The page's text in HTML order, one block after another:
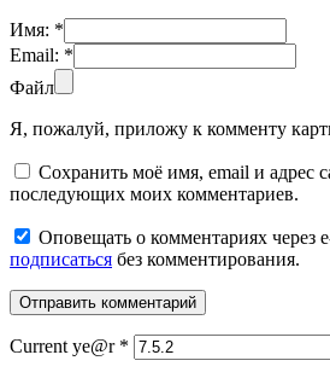
Имя: *
Email: *
Файл
Я, пожалуй, приложу к комменту
Сохранить моё имя, email и адрес
последующих моих комментариев.
Оповещать о комментариях через
подписаться без комментирования.
Current ye@r *